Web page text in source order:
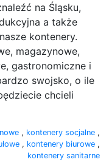
na Śląsku,
a także
kontenery.
magazynowe,
gastronomiczne i
swojsko, o ile
chcieli
, kontenery socjalne ,
, kontenery biurowe ,
kontenery sanitarne